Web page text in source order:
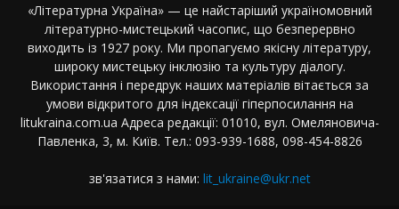
«Літературна Україна» — це найстаріший україномовний
літературно-мистецький часопис, що безперервно
виходить із 1927 року. Ми пропагуємо якісну літературу,
широку мистецьку інклюзію та культуру діалогу.
Використання і передрук наших матеріалів вітається за
умови відкритого для індексації гіперпосилання на
litukraina.com.ua Адреса редакції: 01010, вул. Омеляновича-
Павленка, 3, м. Київ. Тел.: 093-939-1688, 098-454-8826
зв'язатися з нами: lit_ukraine@ukr.net